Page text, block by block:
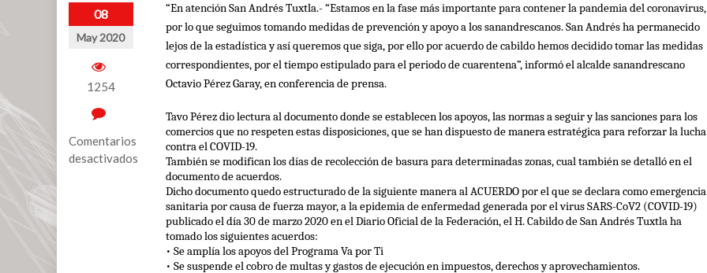
08
May 2020
1254
Comentarios
desactivados
“En atención San Andrés Tuxtla.- “Estamos en la fase más importante para contener la pandemia del coronavirus,
por lo que seguimos tomando medidas de prevención y apoyo a los sanandrescanos. San Andrés ha permanecido
lejos de la estadística y así queremos que siga, por ello por acuerdo de cabildo hemos decidido tomar las medidas
correspondientes, por el tiempo estipulado para el periodo de cuarentena”, informó el alcalde sanandrescano
Octavio Pérez Garay, en conferencia de prensa.
Tavo Pérez dio lectura al documento donde se establecen los apoyos, las normas a seguir y las sanciones para los
comercios que no respeten estas disposiciones, que se han dispuesto de manera estratégica para reforzar la lucha
contra el COVID-19.
También se modifican los días de recolección de basura para determinadas zonas, cual también se detalló en el
documento de acuerdos.
Dicho documento quedo estructurado de la siguiente manera al ACUERDO por el que se declara como emergencia
sanitaria por causa de fuerza mayor, a la epidemia de enfermedad generada por el virus SARS-CoV2 (COVID-19)
publicado el día 30 de marzo 2020 en el Diario Oficial de la Federación, el H. Cabildo de San Andrés Tuxtla ha
tomado los siguientes acuerdos:
• Se amplía los apoyos del Programa Va por Ti
• Se suspende el cobro de multas y gastos de ejecución en impuestos, derechos y aprovechamientos.